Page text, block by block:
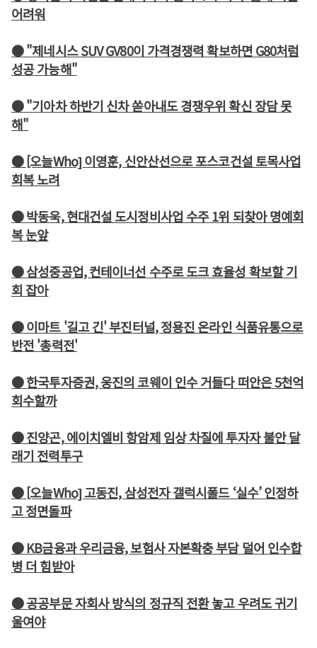
어려워
● "제네시스 SUV GV80이 가격경쟁력 확보하면 G80처럼
성공 가능해"
● "기아차 하반기 신차 쏟아내도 경쟁우위 확신 장담 못
해"
● [오늘Who] 이영훈, 신안산선으로 포스코건설 토목사업
회복 노려
● 박동욱, 현대건설 도시정비사업 수주 1위 되찾아 명예회
복 눈앞
● 삼성중공업, 컨테이너선 수주로 도크 효율성 확보할 기
회 잡아
● 이마트 '길고 긴' 부진터널, 정용진 온라인 식품유통으로
반전 '총력전'
● 한국투자증권, 웅진의 코웨이 인수 거들다 떠안은 5천억
회수할까
● 진양곤, 에이치엘비 항암제 임상 차질에 투자자 불안 달
래기 전력투구
● [오늘Who] 고동진, 삼성전자 갤럭시폴드 ‘실수’ 인정하
고 정면돌파
● KB금융과 우리금융, 보험사 자본확충 부담 덜어 인수합
병 더 힘받아
● 공공부문 자회사 방식의 정규직 전환 놓고 우려도 귀기
울여야